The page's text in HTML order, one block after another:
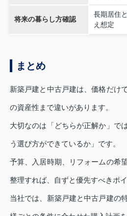
将来の暮らし方確認
長期居住
え想定
まとめ
新築戸建と中古戸建は、価格だけ
の資産性まで違いがあります。
大切なのは「どちらが正解か」で
う選び方ができているか」です。
予算、入居時期、リフォームの希
整理すれば、自ずと優先すべきポ
当社では、新築戸建と中古戸建の